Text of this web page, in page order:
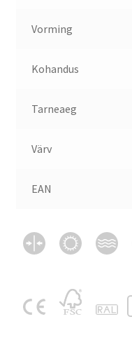
Vorming
Kohandus
Tarneaeg
Värv
EAN